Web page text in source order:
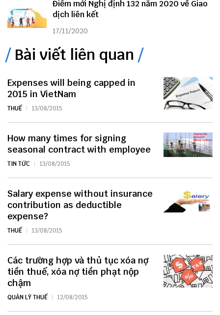
Điểm mới Nghị định 132 năm 2020 về Giao
dịch liên kết
17/11/2020
Bài viết liên quan
Expenses will being capped in
2015 in VietNam
THUẾ 13/08/2015
How many times for signing
seasonal contract with employee
TIN TỨC 13/08/2015
Salary expense without insurance
contribution as deductible
expense?
THUẾ 13/08/2015
Các trường hợp và thủ tục xóa nợ
tiền thuế, xóa nợ tiền phạt nộp
chậm
QUẢN LÝ THUẾ 12/08/2015